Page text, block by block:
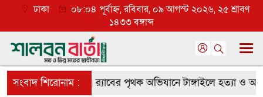
ঢাকা
০৮:০৪ পূর্বাহ্ন, রবিবার, ০৯ আগস্ট ২০২৬, ২৫ শ্রাবণ
১৪৩৩ বঙ্গাব্দ
সংবাদ শিরোনাম :
প্রত্যাশা র‌্যাবের পৃথক অভিযানে টাঙ্গাইলে হত্যা ও